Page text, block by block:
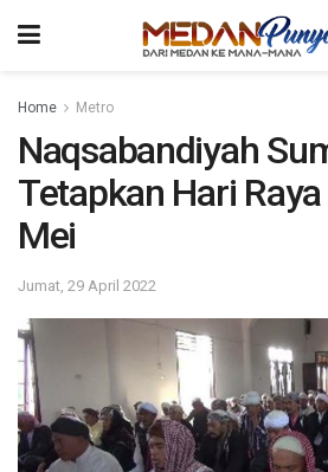
Home Metro
Naqsabandiyah
Tetapkan Hari
Mei
Jumat, 29 April 2022